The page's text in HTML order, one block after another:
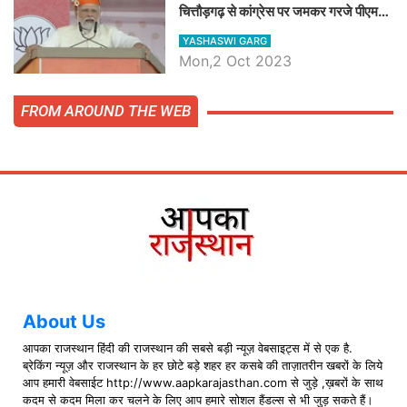
चित्तौड़गढ़ से कांग्रेस पर जमकर गरजे पीएम
मोदी, जाने प्रधानमंत्री के भाषण की बड़ी
बातें, देखें वीडियो
YASHASWI GARG
Mon,2 Oct 2023
FROM AROUND THE WEB
About Us
आपका राजस्थान हिंदी की राजस्थान की सबसे बड़ी न्यूज़ वेबसाइट्स में से एक है.
ब्रेकिंग न्यूज़ और राजस्थान के हर छोटे बड़े शहर हर कसबे की ताज़ातरीन खबरों के लिये
आप हमारी वेबसाईट http://www.aapkarajasthan.com से जुड़े ,ख़बरों के साथ
कदम से कदम मिला कर चलने के लिए आप हमारे सोशल हैंडल्स से भी जुड़ सकते हैं।